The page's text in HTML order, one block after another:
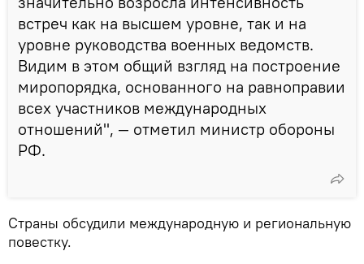
встреч как на высшем уровне, так и на
уровне руководства военных ведомств.
Видим в этом общий взгляд на построение
миропорядка, основанного на равноправии
всех участников международных
отношений", — отметил министр обороны
РФ.
Страны обсудили международную и региональную
повестку.